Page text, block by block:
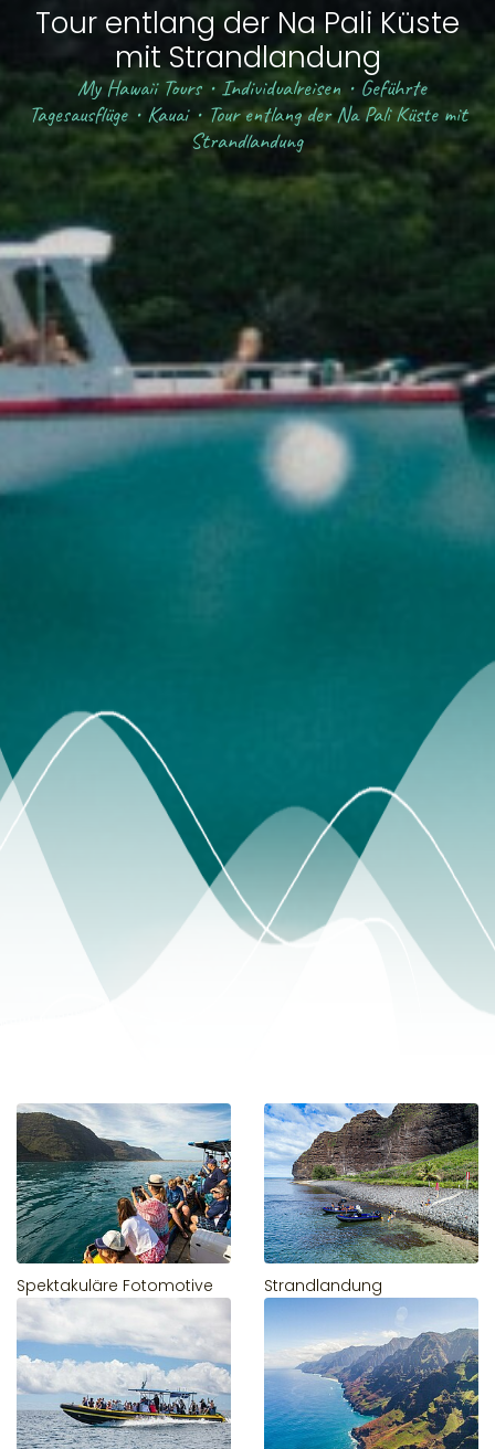
Tour entlang der Na Pali Küste
mit Strandlandung
My Hawaii Tours • Individualreisen • Geführte
Tagesausflüge • Kauai• Tour entlang der Na Pali Küste mit
Strandlandung
Spektakuläre Fotomotive Strandlandung